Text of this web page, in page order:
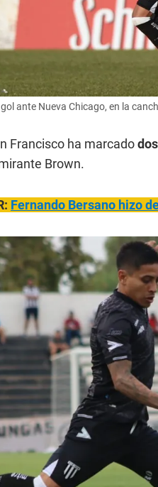
ante Nueva Chicago, en la
Francisco ha marcado
Brown.
Fernando Bersano hizo